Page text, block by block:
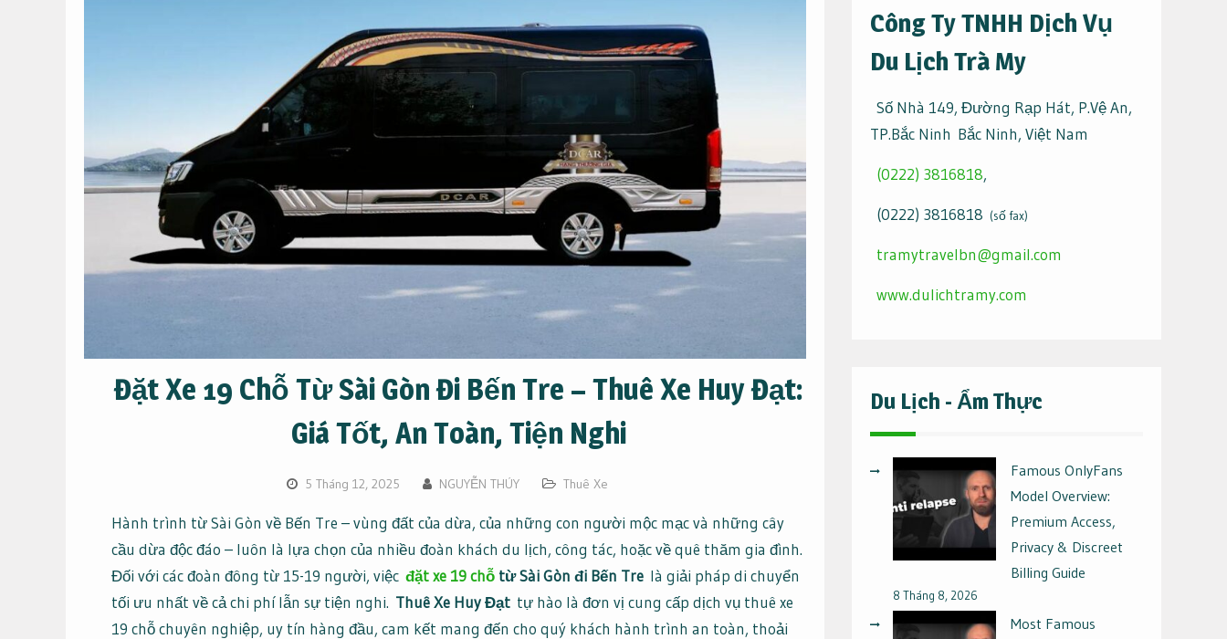
Đặt Xe 19 Chỗ Từ Sài Gòn Đi Bến Tre – Thuê Xe Huy Đạt:
Giá Tốt, An Toàn, Tiện Nghi
5 Tháng 12, 2025 NGUYỄN THÚY Thuê Xe
Hành trình từ Sài Gòn về Bến Tre – vùng đất của dừa, của những con người mộc mạc và những cây
cầu dừa độc đáo – luôn là lựa chọn của nhiều đoàn khách du lịch, công tác, hoặc về quê thăm gia đình.
Đối với các đoàn đông từ 15-19 người, việc đặt xe 19 chỗ từ Sài Gòn đi Bến Tre là giải pháp di chuyển
tối ưu nhất về cả chi phí lẫn sự tiện nghi. Thuê Xe Huy Đạt tự hào là đơn vị cung cấp dịch vụ thuê xe
19 chỗ chuyên nghiệp, uy tín hàng đầu, cam kết mang đến cho quý khách hành trình an toàn, thoải
Công Ty TNHH Dịch Vụ
Du Lịch Trà My
Số Nhà 149, Đường Rạp Hát, P.Vệ An,
TP.Bắc Ninh Bắc Ninh, Việt Nam
(0222) 3816818,
(0222) 3816818 (số fax)
tramytravelbn@gmail.com
www.dulichtramy.com
Du Lịch - Ẩm Thực
Famous OnlyFans
Model Overview:
Premium Access,
Privacy & Discreet
Billing Guide
8 Tháng 8, 2026
Most Famous